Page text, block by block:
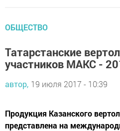
ОБЩЕСТВО
Татарстанские
участников МАКС -
автор, 19 июля 2017 - 10:39
Продукция Казанского
представлена на